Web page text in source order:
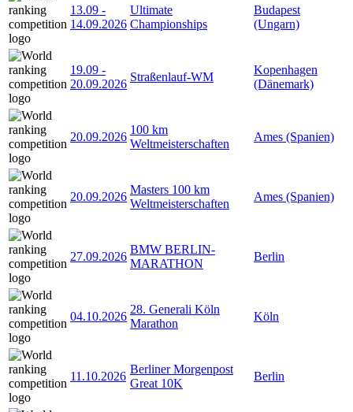
13.09 -
14.09.2026
Ultimate
Championships
Budapest
(Ungarn)
19.09 -
20.09.2026
Straßenlauf-WM
Kopenhagen
(Dänemark)
20.09.2026
100 km
Weltmeisterschaften
Ames (Spanien)
20.09.2026
Masters 100 km
Weltmeisterschaften
Ames (Spanien)
27.09.2026
BMW BERLIN-
MARATHON
Berlin
04.10.2026
28. Generali Köln
Marathon
Köln
11.10.2026
Berliner Morgenpost
Great 10K
Berlin